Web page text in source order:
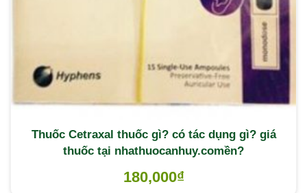
Thuốc Cetraxal thuốc gì? có tác dụng gì? giá
thuốc tại nhathuocanhuy.comền?
180,000₫